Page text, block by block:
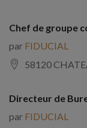
Chef de groupe
par FIDUCIAL
58120
Directeur de
par FIDUCIAL